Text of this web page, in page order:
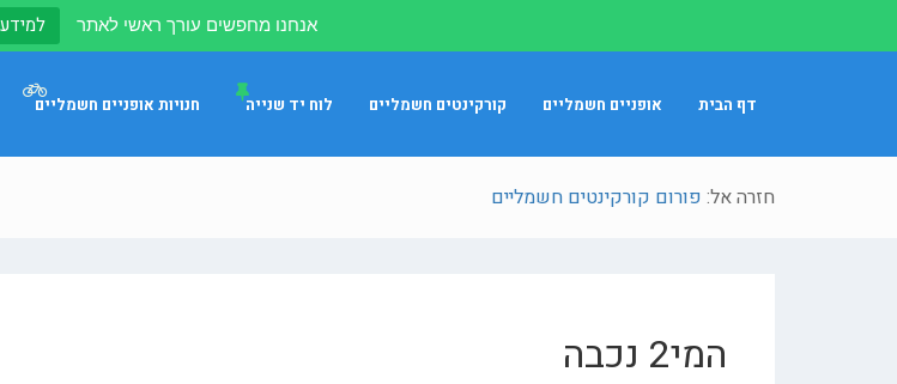
אנחנו מחפשים עורך ראשי לאתר
דף הבית אופניים חשמליים קורקינטים חשמליים לוח יד שנייה חנויות אופניים חשמליים
חזרה אל: פורום קורקינטים חשמליים
המי2 נכבה